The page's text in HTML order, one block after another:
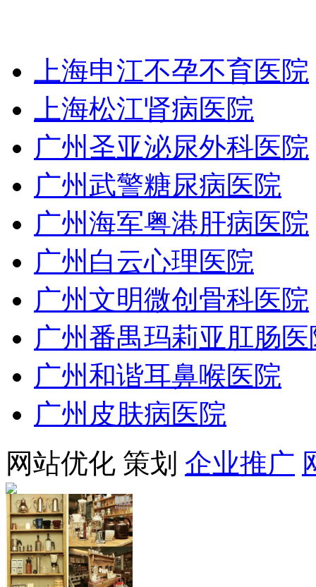
上海申江不孕不育医院
上海松江肾病医院
广州圣亚泌尿外科医院
广州武警糖尿病医院
广州海军粤港肝病医院
广州白云心理医院
广州文明微创骨科医院
广州番禺玛莉亚肛肠医
广州和谐耳鼻喉医院
广州皮肤病医院
网站优化 策划 企业推广